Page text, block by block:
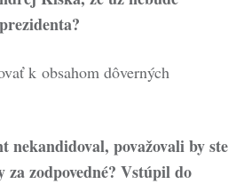
k obsahom dôverných
nekandidoval, považovali by ste
za zodpovedné? Vstúpil do